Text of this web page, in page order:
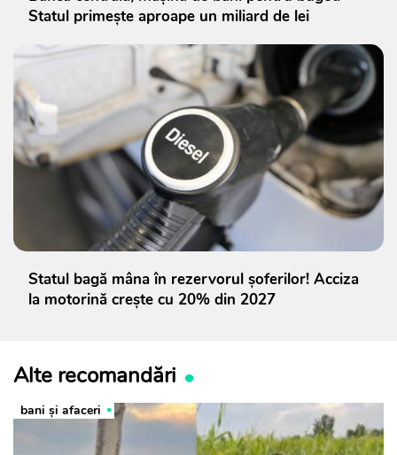
Statul primește aproape un miliard de lei
Statul bagă mâna în rezervorul șoferilor! Acciza
la motorină crește cu 20% din 2027
Alte recomandări
bani și afaceri